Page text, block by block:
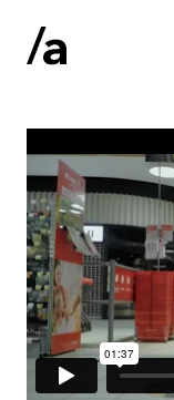
:
Sākums
Par mums
Kontakti
Portfolio